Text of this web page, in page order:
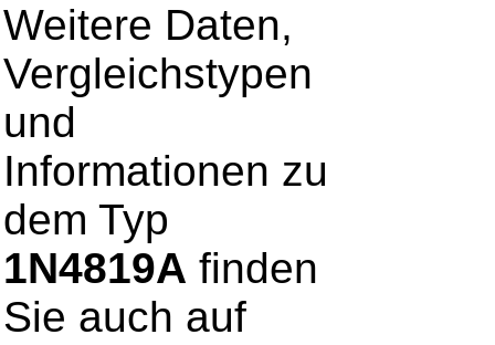
Weitere Daten,
Vergleichstypen
und
Informationen zu
dem Typ
1N4819A finden
Sie auch auf